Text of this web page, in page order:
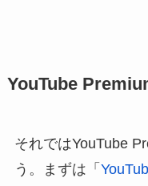
YouTube
それではYouTube
う。まずは「